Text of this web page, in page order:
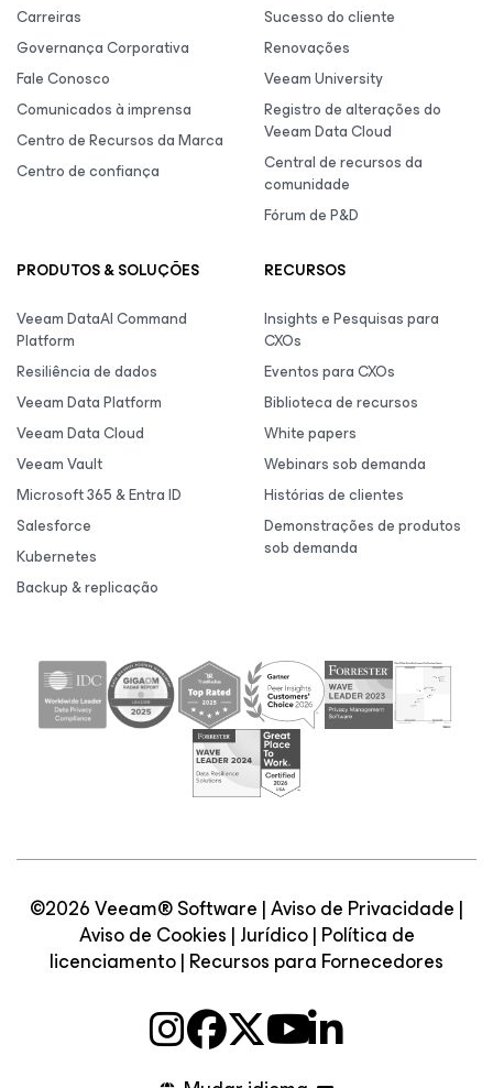
Carreiras
Governança Corporativa
Fale Conosco
Comunicados à imprensa
Centro de Recursos da Marca
Centro de confiança
Sucesso do cliente
Renovações
Veeam University
Registro de alterações do
Veeam Data Cloud
Central de recursos da
comunidade
Fórum de P&D
PRODUTOS & SOLUÇÕES
Veeam DataAI Command
Platform
Resiliência de dados
Veeam Data Platform
Veeam Data Cloud
Veeam Vault
Microsoft 365 & Entra ID
Salesforce
Kubernetes
Backup & replicação
RECURSOS
Insights e Pesquisas para
CXOs
Eventos para CXOs
Biblioteca de recursos
White papers
Webinars sob demanda
Histórias de clientes
Demonstrações de produtos
sob demanda
©2026 Veeam® Software |Aviso de Privacidade |
Aviso de Cookies | Jurídico| Política de
licenciamento| Recursos para Fornecedores